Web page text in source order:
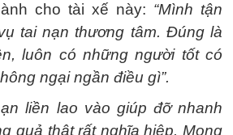
cho tài xế này: “Mình tận
tai nạn thương tâm. Đúng là
luôn có những người tốt có
ngại ngần điều gì”.
liền lao vào giúp đỡ nhanh
quả thật rất nghĩa hiệp. Mong